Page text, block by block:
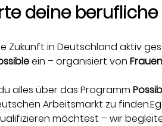
deine
Zukunft in Deutschland aktiv
ein – organisiert von
alles über das Programm
Arbeitsmarkt zu
möchtest – wir